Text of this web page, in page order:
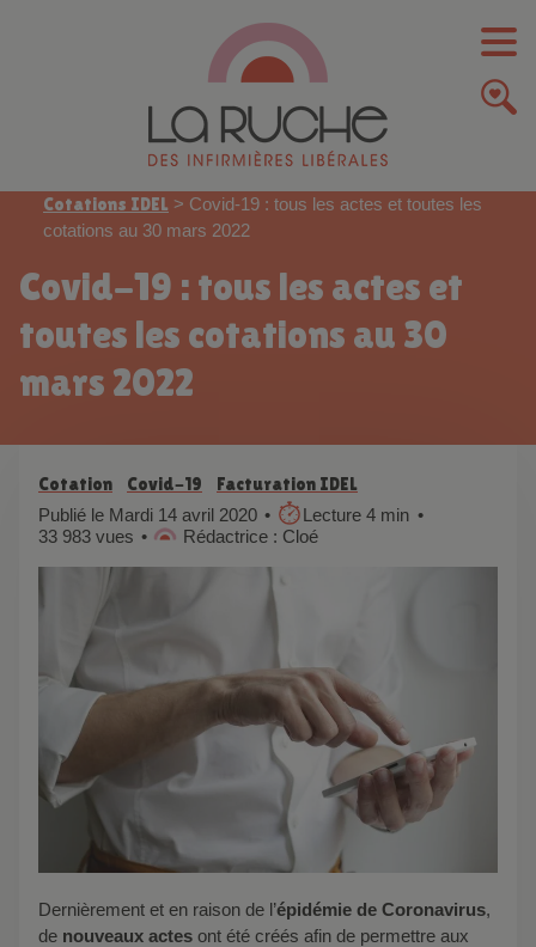
Cotations IDEL > Covid-19 : tous les actes et toutes les
cotations au 30 mars 2022
Covid-19 : tous les actes et
toutes les cotations au 30
mars 2022
Cotation Covid-19
Facturation IDEL
Publié le Mardi 14 avril 2020
Lecture 4 min
33 983 vues
Rédactrice : Cloé
Dernièrement et en raison de l’épidémie de Coronavirus,
de nouveaux actes ont été créés afin de permettre aux